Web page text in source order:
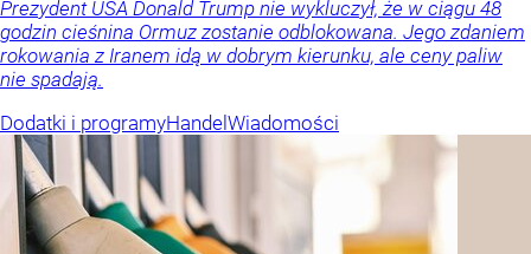
Prezydent USA Donald Trump nie wykluczył, że w ciągu 48
godzin cieśnina Ormuz zostanie odblokowana. Jego zdaniem
rokowania z Iranem idą w dobrym kierunku, ale ceny paliw
nie spadają.
Dodatki i programyHandel Wiadomości